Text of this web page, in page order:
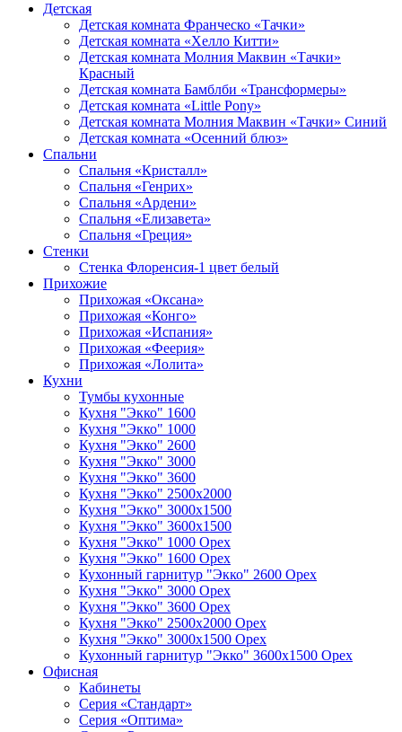
Детская
Детская комната Франческо «Тачки»
Детская комната «Хелло Китти»
Детская комната Молния Маквин «Тачки»
Красный
Детская комната Бамблби «Трансформеры»
Детская комната «Little Pony»
Детская комната Молния Маквин «Тачки» Синий
Детская комната «Осенний блюз»
Спальни
Спальня «Кристалл»
Спальня «Генрих»
Спальня «Ардени»
Спальня «Елизавета»
Спальня «Греция»
Стенки
Стенка Флоренсия-1 цвет белый
Прихожие
Прихожая «Оксана»
Прихожая «Конго»
Прихожая «Испания»
Прихожая «Феерия»
Прихожая «Лолита»
Кухни
Тумбы кухонные
Кухня "Экко" 1600
Кухня "Экко" 1000
Кухня "Экко" 2600
Кухня "Экко" 3000
Кухня "Экко" 3600
Кухня "Экко" 2500х2000
Кухня "Экко" 3000х1500
Кухня "Экко" 3600х1500
Кухня "Экко" 1000 Орех
Кухня "Экко" 1600 Орех
Кухонный гарнитур "Экко" 2600 Орех
Кухня "Экко" 3000 Орех
Кухня "Экко" 3600 Орех
Кухня "Экко" 2500х2000 Орех
Кухня "Экко" 3000х1500 Орех
Кухонный гарнитур "Экко" 3600х1500 Орех
Офисная
Кабинеты
Серия «Стандарт»
Серия «Оптима»